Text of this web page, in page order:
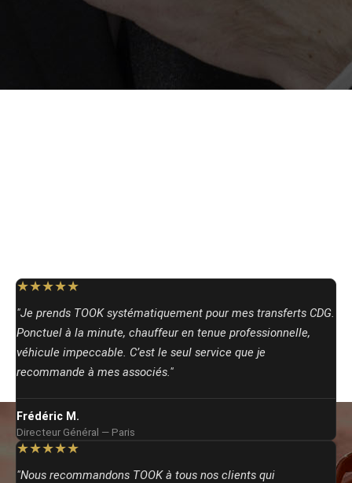
★★★★★
"Je prends TOOK systématiquement pour mes transferts CDG.
Ponctuel à la minute, chauffeur en tenue professionnelle,
véhicule impeccable. C’est le seul service que je
recommande à mes associés."
Frédéric M.
Directeur Général — Paris
★★★★★
"Nous recommandons TOOK à tous nos clients qui